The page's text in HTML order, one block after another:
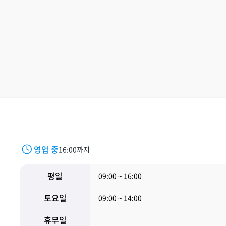
영업 중16:00까지
평일 09:00 ~ 16:00
토요일 09:00 ~ 14:00
휴무일